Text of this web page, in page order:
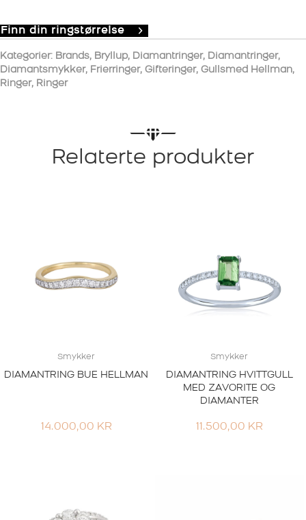
Finn din ringstørrelse
Kategorier: Brands, Bryllup, Diamantringer, Diamantringer,
Diamantsmykker, Frierringer, Gifteringer, Gullsmed Hellman,
Ringer, Ringer
Relaterte produkter
Smykker
DIAMANTRING BUE HELLMAN
14.000,00 KR
Smykker
DIAMANTRING HVITTGULL
MED ZAVORITE OG
DIAMANTER
11.500,00 KR